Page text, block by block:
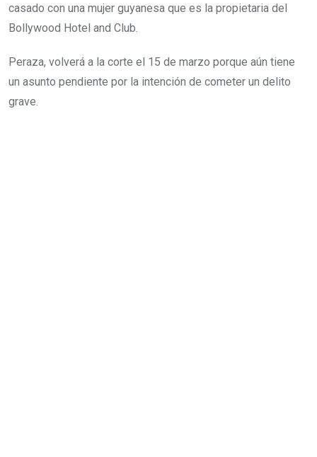
casado con una mujer guyanesa que es la propietaria del
Bollywood Hotel and Club.
Peraza, volverá a la corte el 15 de marzo porque aún tiene
un asunto pendiente por la intención de cometer un delito
grave.